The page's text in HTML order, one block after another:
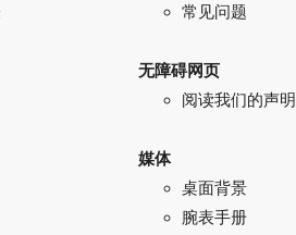
常见问题
无障碍网页
阅读我们的声明
媒体
桌面背景
腕表手册